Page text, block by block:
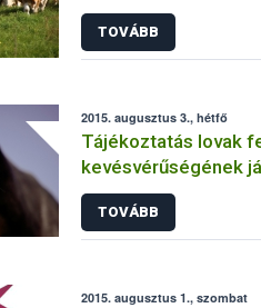
vakcinázás állami
TOVÁBB
2015. augusztus 3., hétfő
Tájékoztatás lovak
kevésvérűségének
helyzetéről 1. –
TOVÁBB
2015. augusztus 1., szombat